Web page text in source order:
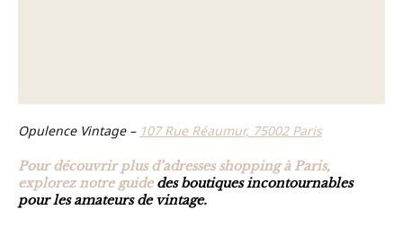
Opulence Vintage – 107 Rue Réaumur, 75002 Paris
Pour découvrir plus d’adresses shopping à Paris,
explorez notre guide des boutiques incontournables
pour les amateurs de vintage.